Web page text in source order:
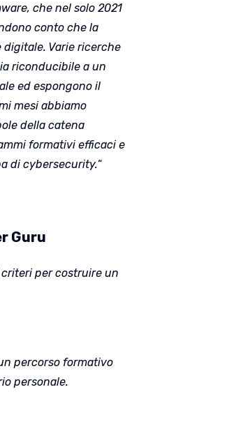
che nel solo 2021
conto che la
Varie ricerche
riconducibile a un
ed espongono il
mesi abbiamo
della catena
formativi efficaci e
di cybersecurity.“
Guru
per costruire un
percorso formativo
personale.